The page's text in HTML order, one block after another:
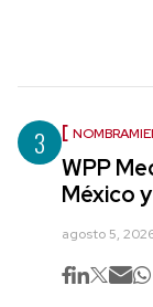
3
WPP
México
agosto 5,